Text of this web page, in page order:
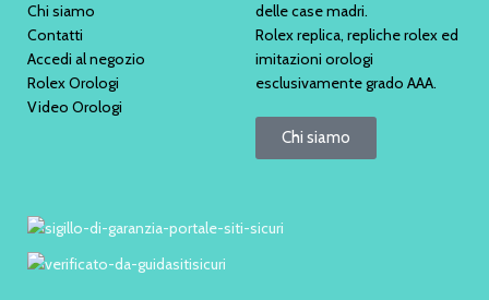
Chi siamo
Contatti
Accedi al negozio
Rolex Orologi
Video Orologi
delle case madri.
Rolex replica, repliche rolex ed
imitazioni orologi
esclusivamente grado AAA.
Chi siamo